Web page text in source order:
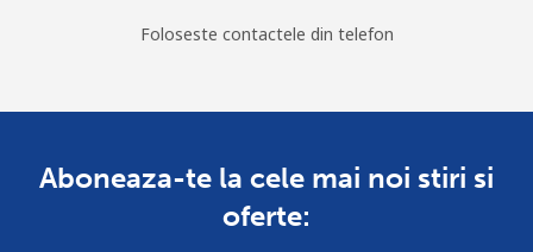
Foloseste contactele din telefon
Aboneaza-te la cele mai noi stiri si
oferte: